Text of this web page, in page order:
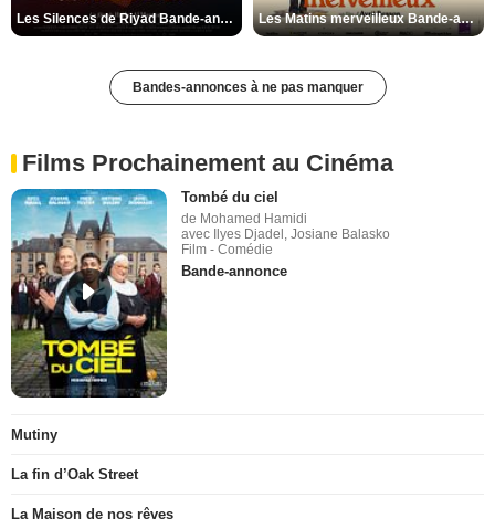
Les Silences de Riyad Bande-annonce VO STFR Les Matins merveilleux Bande-annonce VF
Bandes-annonces à ne pas manquer
Films Prochainement au Cinéma
Tombé du ciel
de Mohamed Hamidi
avec Ilyes Djadel, Josiane Balasko
Film - Comédie
Bande-annonce
Mutiny
La fin d’Oak Street
La Maison de nos rêves